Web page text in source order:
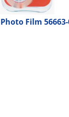
Film 56663-